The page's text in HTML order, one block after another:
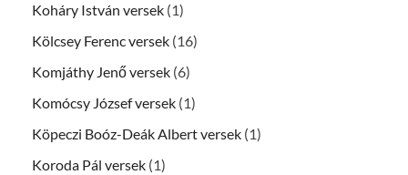
Koháry István versek (1)
Kölcsey Ferenc versek (16)
Komjáthy Jenő versek (6)
Komócsy József versek (1)
Köpeczi Boóz-Deák Albert versek (1)
Koroda Pál versek (1)